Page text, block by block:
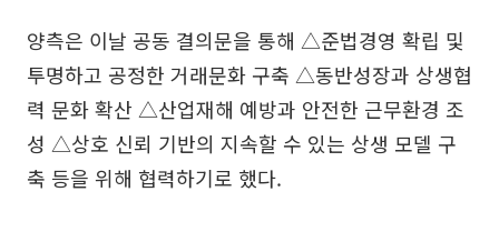
양측은 이날 공동 결의문을 통해 △준법경영 확립 및
투명하고 공정한 거래문화 구축 △동반성장과 상생협
력 문화 확산 △산업재해 예방과 안전한 근무환경 조
성 △상호 신뢰 기반의 지속할 수 있는 상생 모델 구
축 등을 위해 협력하기로 했다.